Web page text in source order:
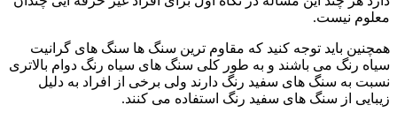
معلوم نیست.
همچنین باید توجه کنید که مقاوم ترین سنگ ها سنگ های گرانیت
سیاه رنگ می باشند و به طور کلی سنگ های سیاه رنگ دوام بالاتری
نسبت به سنگ های سفید رنگ دارند ولی برخی از افراد به دلیل
زیبایی از سنگ های سفید رنگ استفاده می کنند.